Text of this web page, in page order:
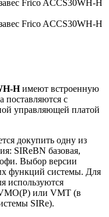
Hимеют встроенную
поставляются с
управляющей платой
докупить одну из
SIReBN базовая,
Выбор версии
функций системы. Для
используются
или VMT (в
SIRe).